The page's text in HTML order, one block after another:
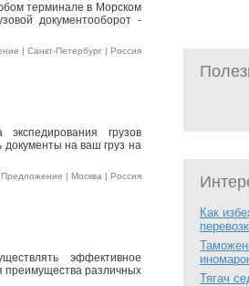
терминале в Морском
документооборот -
| Санкт-Петербург | Россия
грузов
документы на ваш груз на
| Москва | Россия
эффективное
преимущества различных
Как
Тягач